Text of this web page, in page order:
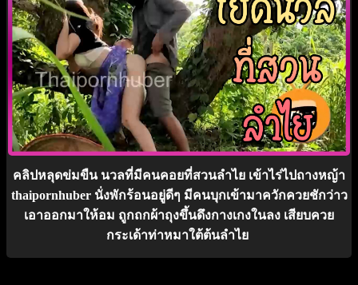
คลิปหลุดข่มขืน นวลที่มีคนคอยที่สวนลำไย เข้าไร่ไปถางหญ้า
thaipornhuber นั่งพักร้อนอยู่ดีๆ มีคนบุกเข้ามาควักควยชักว่าว
เอาออกมาให้อม ถูกถกผ้าถุงขึ้นดึงกางเกงในลง เสียบควย
กระเด้าท่าหมาใต้ต้นลำไย